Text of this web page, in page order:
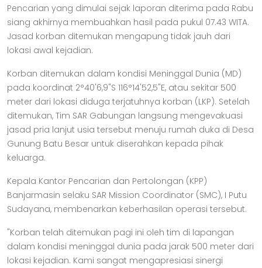
Pencarian yang dimulai sejak laporan diterima pada Rabu
siang akhirnya membuahkan hasil pada pukul 07.43 WITA.
Jasad korban ditemukan mengapung tidak jauh dari
lokasi awal kejadian.
Korban ditemukan dalam kondisi Meninggal Dunia (MD)
pada koordinat 2°40'6,9"S 116°14'52,5"E, atau sekitar 500
meter dari lokasi diduga terjatuhnya korban (LKP). Setelah
ditemukan, Tim SAR Gabungan langsung mengevakuasi
jasad pria lanjut usia tersebut menuju rumah duka di Desa
Gunung Batu Besar untuk diserahkan kepada pihak
keluarga.
Kepala Kantor Pencarian dan Pertolongan (KPP)
Banjarmasin selaku SAR Mission Coordinator (SMC), I Putu
Sudayana, membenarkan keberhasilan operasi tersebut.
"Korban telah ditemukan pagi ini oleh tim di lapangan
dalam kondisi meninggal dunia pada jarak 500 meter dari
lokasi kejadian. Kami sangat mengapresiasi sinergi